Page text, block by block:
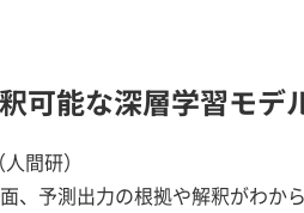
可能な深層学習モデ
間研）
、予測出力の根拠や解釈がわか